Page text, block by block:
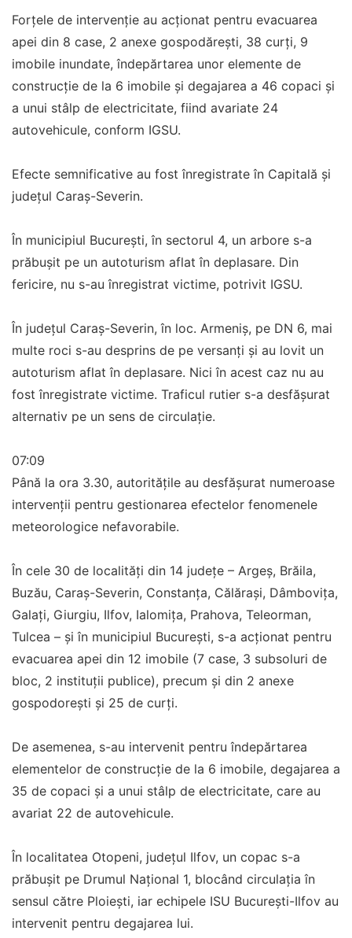
Forțele de intervenție au acționat pentru evacuarea
apei din 8 case, 2 anexe gospodărești, 38 curți, 9
imobile inundate, îndepărtarea unor elemente de
construcție de la 6 imobile și degajarea a 46 copaci și
a unui stâlp de electricitate, fiind avariate 24
autovehicule, conform IGSU.
Efecte semnificative au fost înregistrate în Capitală și
județul Caraș-Severin.
În municipiul București, în sectorul 4, un arbore s-a
prăbușit pe un autoturism aflat în deplasare. Din
fericire, nu s-au înregistrat victime, potrivit IGSU.
În județul Caraș-Severin, în loc. Armeniș, pe DN 6, mai
multe roci s-au desprins de pe versanți și au lovit un
autoturism aflat în deplasare. Nici în acest caz nu au
fost înregistrate victime. Traficul rutier s-a desfășurat
alternativ pe un sens de circulație.
07:09
Până la ora 3.30, autoritățile au desfășurat numeroase
intervenții pentru gestionarea efectelor fenomenele
meteorologice nefavorabile.
În cele 30 de localități din 14 județe – Argeș, Brăila,
Buzău, Caraș-Severin, Constanța, Călărași, Dâmbovița,
Galați, Giurgiu, Ilfov, Ialomița, Prahova, Teleorman,
Tulcea – și în municipiul București, s-a acționat pentru
evacuarea apei din 12 imobile (7 case, 3 subsoluri de
bloc, 2 instituții publice), precum și din 2 anexe
gospodorești și 25 de curți.
De asemenea, s-au intervenit pentru îndepărtarea
elementelor de construcție de la 6 imobile, degajarea a
35 de copaci și a unui stâlp de electricitate, care au
avariat 22 de autovehicule.
În localitatea Otopeni, județul Ilfov, un copac s-a
prăbușit pe Drumul Național 1, blocând circulația în
sensul către Ploiești, iar echipele ISU București-Ilfov au
intervenit pentru degajarea lui.